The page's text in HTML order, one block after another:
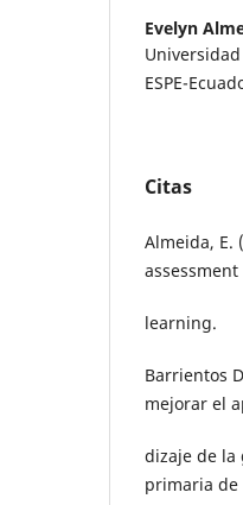
Evelyn
ESPE-
Citas
Almeida, E.
learning.
Barrientos
mejorar el
dizaje de la
primaria